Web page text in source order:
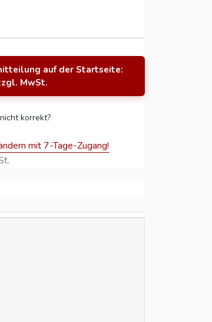
auf der Startseite:
MwSt.
korrekt?
mit 7-Tage-Zugang!